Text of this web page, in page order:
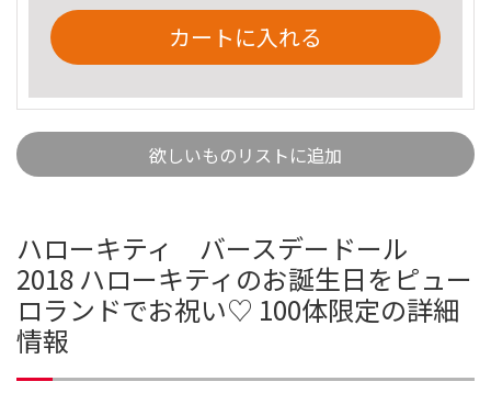
カートに入れる
欲しいものリストに追加
ハローキティ バースデードール
2018 ハローキティのお誕生日をピュー
ロランドでお祝い♡ 100体限定の詳細
情報